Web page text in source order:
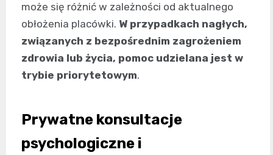
może się różnić w zależności od aktualnego
obłożenia placówki. W przypadkach nagłych,
związanych z bezpośrednim zagrożeniem
zdrowia lub życia, pomoc udzielana jest w
trybie priorytetowym.
Prywatne konsultacje
psychologiczne i